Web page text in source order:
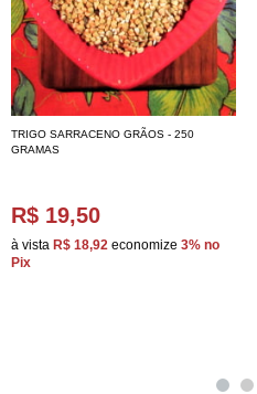
TRIGO SARRACENO GRÃOS - 250
GRAMAS
R$ 19,50
à vista R$ 18,92 economize 3% no
Pix